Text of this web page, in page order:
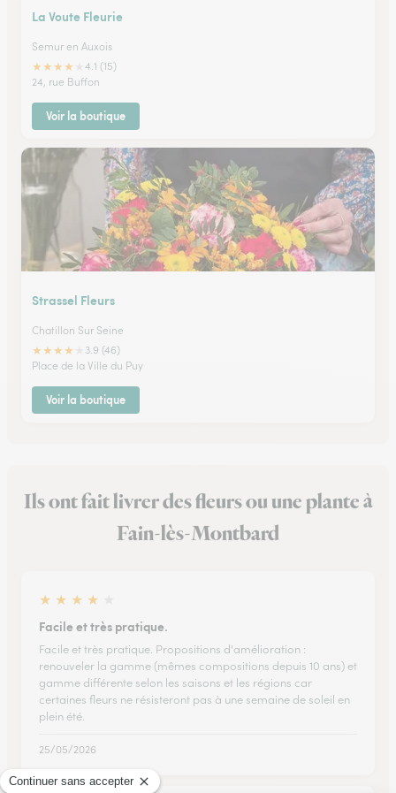
La Voute Fleurie
Semur en Auxois
★★★★
4.1 (15)
24, rue Buffon
Voir la boutique
Strassel Fleurs
Chatillon Sur Seine
★★★★
3.9 (46)
Place de la Ville du Puy
Voir la boutique
Ils ont fait livrer des fleurs ou une plante à
Fain-lès-Montbard
★ ★ ★ ★
Facile et très pratique.
Facile et très pratique. Propositions d'amélioration :
renouveler la gamme (mêmes compositions depuis 10 ans) et
gamme différente selon les saisons et les régions car
certaines fleurs ne résisteront pas à une semaine de soleil en
plein été.
25/05/2026